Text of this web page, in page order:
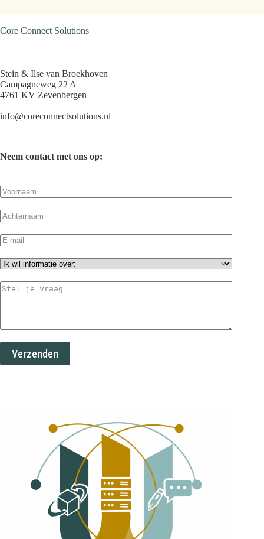
Core Connect Solutions
Stein & Ilse van Broekhoven
Campagneweg 22 A
4761 KV Zevenbergen
info@coreconnectsolutions.nl
Neem contact met ons op:
Verzenden